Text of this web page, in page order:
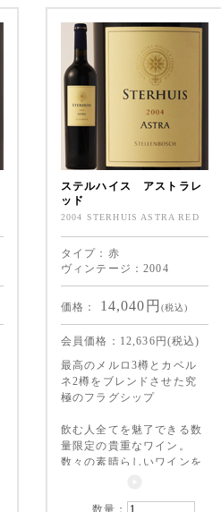
ステルハイス アストラレ
ッド
2004 STERHUIS ASTRA RED
タイプ：赤
ヴィンテージ：2004
価格： 14,040 円 (税込)
会員価格： 12,636 円(税込)
最高のメルロ3樽とカベル
ネ2樽をブレンドさせた究
極のフラグシップ
飲む人全てを魅了できる数
量限定の貴重なワイン。
数々の素晴らしいワインを